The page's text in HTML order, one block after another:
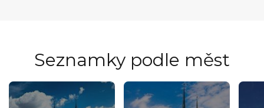
Seznamky podle měst